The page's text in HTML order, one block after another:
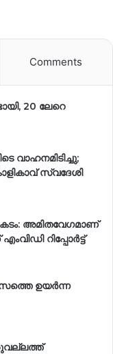
Comments
20 ലേറെ
വാഹനമിടിച്ചു;
സ്വദേശി
അമിതവേഗമാണ്
റിപ്പോർട്ട്
ഉയര്‍ന്ന